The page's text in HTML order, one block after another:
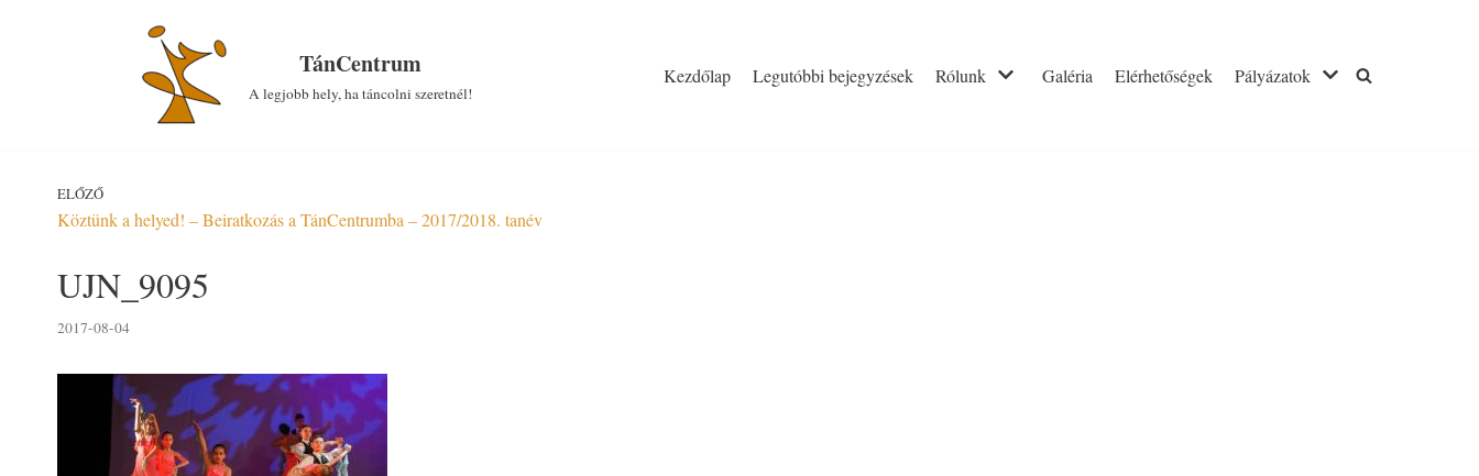
TánCentrum
A legjobb hely, ha táncolni szeretnél!
Kezdőlap Legutóbbi bejegyzések Rólunk Galéria Elérhetőségek Pályázatok
ELŐZŐ
Köztünk a helyed! – Beiratkozás a TánCentrumba – 2017/2018. tanév
UJN_9095
2017-08-04